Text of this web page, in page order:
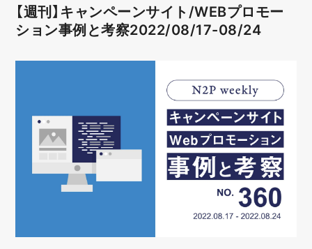
【週刊】キャンペーンサイト/WEBプロモー
ション事例と考察2022/08/17-08/24